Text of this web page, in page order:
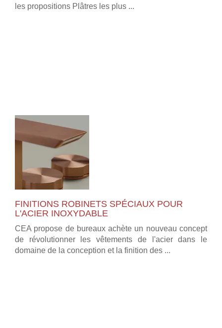
les propositions Plâtres les plus ...
FINITIONS ROBINETS SPÉCIAUX POUR
L'ACIER INOXYDABLE
CEA propose de bureaux achète un nouveau concept
de révolutionner les vêtements de l'acier dans le
domaine de la conception et la finition des ...